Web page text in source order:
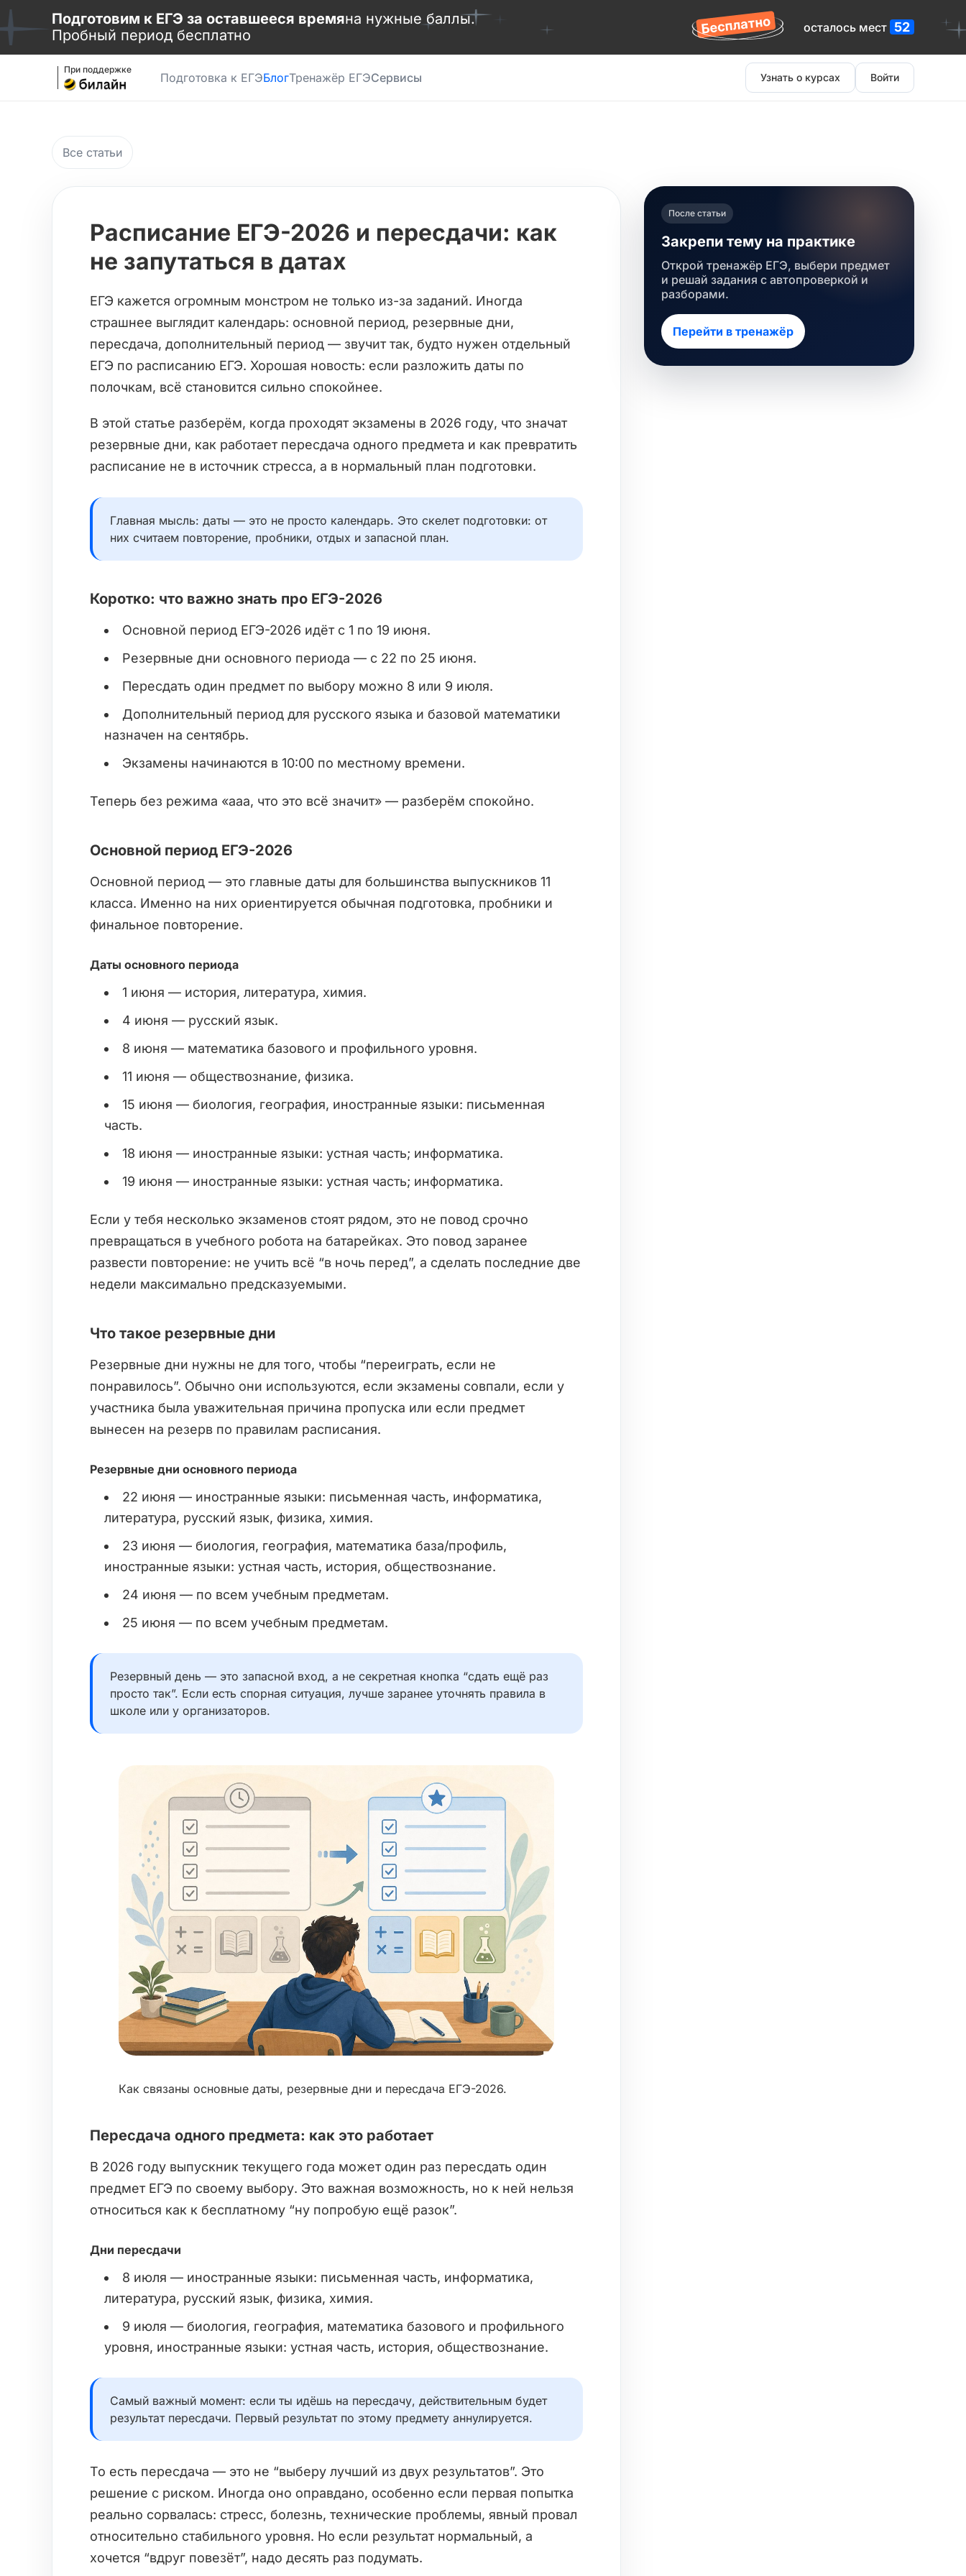
Подготовим к ЕГЭ за оставшееся времяна нужные баллы.
Пробный период бесплатно
осталось мест 52
При поддержке
Подготовка к ЕГЭБлогТренажёр ЕГЭСервисы Узнать о курсах Войти
Все статьи
Расписание ЕГЭ-2026 и пересдачи: как
не запутаться в датах
ЕГЭ кажется огромным монстром не только из-за заданий. Иногда
страшнее выглядит календарь: основной период, резервные дни,
пересдача, дополнительный период — звучит так, будто нужен отдельный
ЕГЭ по расписанию ЕГЭ. Хорошая новость: если разложить даты по
полочкам, всё становится сильно спокойнее.
В этой статье разберём, когда проходят экзамены в 2026 году, что значат
резервные дни, как работает пересдача одного предмета и как превратить
расписание не в источник стресса, а в нормальный план подготовки.
Главная мысль: даты — это не просто календарь. Это скелет подготовки: от
них считаем повторение, пробники, отдых и запасной план.
Коротко: что важно знать про ЕГЭ-2026
Основной период ЕГЭ-2026 идёт с 1 по 19 июня.
Резервные дни основного периода — с 22 по 25 июня.
Пересдать один предмет по выбору можно 8 или 9 июля.
Дополнительный период для русского языка и базовой математики
назначен на сентябрь.
Экзамены начинаются в 10:00 по местному времени.
Теперь без режима «ааа, что это всё значит» — разберём спокойно.
Основной период ЕГЭ-2026
Основной период — это главные даты для большинства выпускников 11
класса. Именно на них ориентируется обычная подготовка, пробники и
финальное повторение.
Даты основного периода
1 июня — история, литература, химия.
4 июня — русский язык.
8 июня — математика базового и профильного уровня.
11 июня — обществознание, физика.
15 июня — биология, география, иностранные языки: письменная
часть.
18 июня — иностранные языки: устная часть; информатика.
19 июня — иностранные языки: устная часть; информатика.
Если у тебя несколько экзаменов стоят рядом, это не повод срочно
превращаться в учебного робота на батарейках. Это повод заранее
развести повторение: не учить всё “в ночь перед”, а сделать последние две
недели максимально предсказуемыми.
Что такое резервные дни
Резервные дни нужны не для того, чтобы “переиграть, если не
понравилось”. Обычно они используются, если экзамены совпали, если у
участника была уважительная причина пропуска или если предмет
вынесен на резерв по правилам расписания.
Резервные дни основного периода
22 июня — иностранные языки: письменная часть, информатика,
литература, русский язык, физика, химия.
23 июня — биология, география, математика база/профиль,
иностранные языки: устная часть, история, обществознание.
24 июня — по всем учебным предметам.
25 июня — по всем учебным предметам.
Резервный день — это запасной вход, а не секретная кнопка “сдать ещё раз
просто так”. Если есть спорная ситуация, лучше заранее уточнять правила в
школе или у организаторов.
Как связаны основные даты, резервные дни и пересдача ЕГЭ-2026.
Пересдача одного предмета: как это работает
В 2026 году выпускник текущего года может один раз пересдать один
предмет ЕГЭ по своему выбору. Это важная возможность, но к ней нельзя
относиться как к бесплатному “ну попробую ещё разок”.
Дни пересдачи
8 июля — иностранные языки: письменная часть, информатика,
литература, русский язык, физика, химия.
9 июля — биология, география, математика базового и профильного
уровня, иностранные языки: устная часть, история, обществознание.
Самый важный момент: если ты идёшь на пересдачу, действительным будет
результат пересдачи. Первый результат по этому предмету аннулируется.
То есть пересдача — это не “выберу лучший из двух результатов”. Это
решение с риском. Иногда оно оправдано, особенно если первая попытка
реально сорвалась: стресс, болезнь, технические проблемы, явный провал
относительно стабильного уровня. Но если результат нормальный, а
хочется “вдруг повезёт”, надо десять раз подумать.
После статьи
Закрепи тему на практике
Открой тренажёр ЕГЭ, выбери предмет
и решай задания с автопроверкой и
разборами.
Перейти в тренажёр